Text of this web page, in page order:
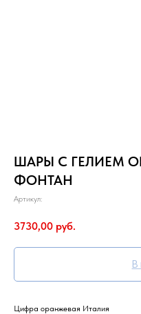
ШАРЫ С ГЕЛИЕМ
ФОНТАН
Артикул:
3730,00 руб.
В
Цифра оранжевая Италия